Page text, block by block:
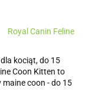
Royal Canin Feline
kociąt, do 15
Coon Kitten to
coon - do 15